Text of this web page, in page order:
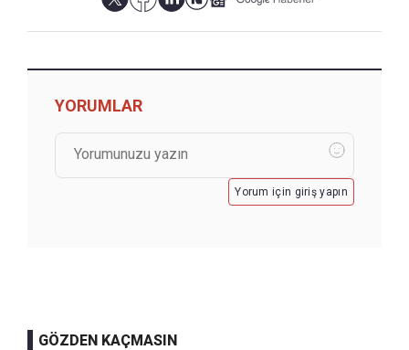
YORUMLAR
Yorum için giriş yapın
GÖZDEN KAÇMASIN